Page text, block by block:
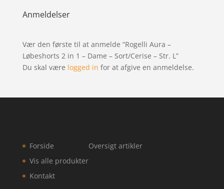
Anmeldelser
Vær den første til at anmelde “Rogelli Aura –
Løbeshorts 2 in 1 – Dame – Sort/Cerise – Str. L”
Du skal være logged in for at afgive en anmeldelse.
Forside
Vis alle produkter
Kontakt
Oversigt artikler